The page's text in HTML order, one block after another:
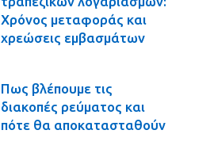
Χρόνος μεταφοράς και
χρεώσεις εμβασμάτων
Πως βλέπουμε τις
διακοπές ρεύματος και
πότε θα αποκατασταθούν